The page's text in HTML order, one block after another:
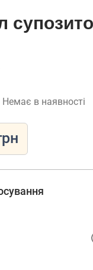
Немає в наявності